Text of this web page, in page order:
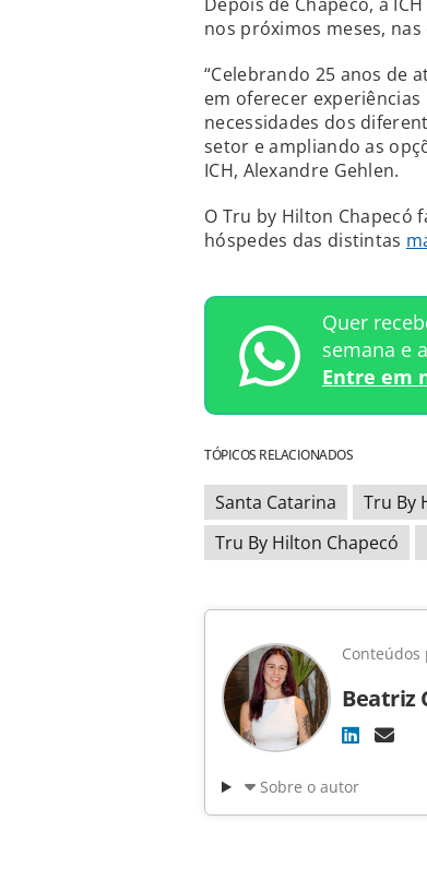
nos próximos meses, nas
“Celebrando 25 anos de
em oferecer
necessidades dos
setor e ampliando as
ICH, Alexandre Gehlen.
O Tru by Hilton Chapecó
hóspedes das distintas
Quer
semana e
Entre em
TÓPICOS RELACIONADOS
Santa Catarina Tru By
Tru By Hilton Chapecó
Conteúdos
Beatriz
Sobre o autor